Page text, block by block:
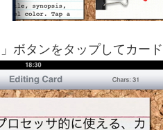
ボタンをタップしてカー